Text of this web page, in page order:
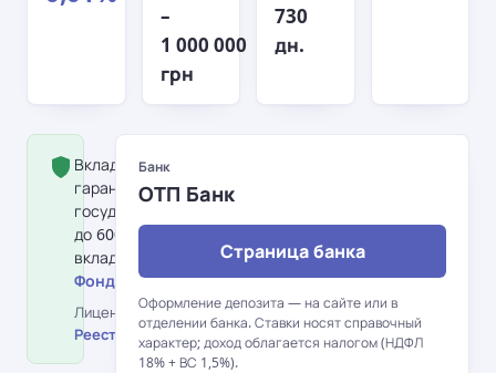
–
1 000 000
грн
730
дн.
Вклад застрахован Фондом
гарантирования вкладов физлиц:
государство гарантирует возврат
до 600 000 грн на одного
вкладчика в банке.
Фонд гарантирования вкладов →
Лицензия НБУ №191 від 05.10.2011 ·
Реестр НБУ →
Банк
ОТП Банк
Страница банка
Оформление депозита — на сайте или в
отделении банка. Ставки носят справочный
характер; доход облагается налогом (НДФЛ
18% + ВС 1,5%).